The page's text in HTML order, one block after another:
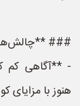
###
- **آگاهی کم
هنوز با مزایای